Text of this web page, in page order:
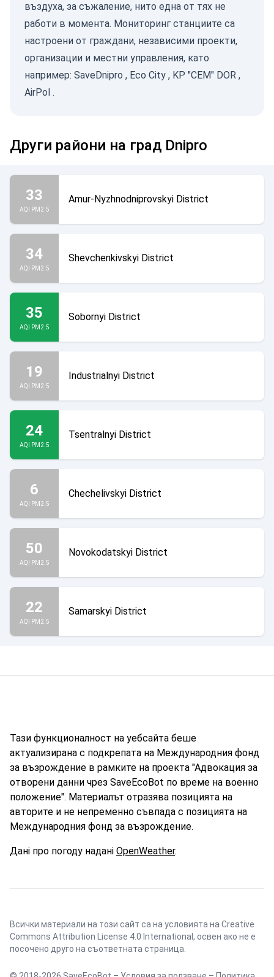
въздуха, за съжаление, нито една от тях не
работи в момента. Мониторинг станциите са
настроени от граждани, независими проекти,
организации и местни управления, като
например: SaveDnipro , Eco City , KP "CEM" DOR ,
AirPol .
Други райони на град Dnipro
33
AQI PM2.5
Amur-Nyzhnodniprovskyi District
34
AQI PM2.5
Shevchenkivskyi District
35
AQI PM2.5
Sobornyi District
19
AQI PM2.5
Industrialnyi District
24
AQI PM2.5
Tsentralnyi District
6
AQI PM2.5
Chechelivskyi District
50
AQI PM2.5
Novokodatskyi District
22
AQI PM2.5
Samarskyi District
Тази функционалност на уебсайта беше
актуализирана с подкрепата на Международния фонд
за възрождение в рамките на проекта "Адвокация за
отворени данни чрез SaveEcoBot по време на военно
положение". Материалът отразява позицията на
авторите и не непременно съвпада с позицията на
Международния фонд за възрождение.
Дані про погоду надані OpenWeather.
Всички материали на този сайт са на условията на Creative
Commons Attribution License 4.0 International , освен ако не е
посочено друго на съответната страница.